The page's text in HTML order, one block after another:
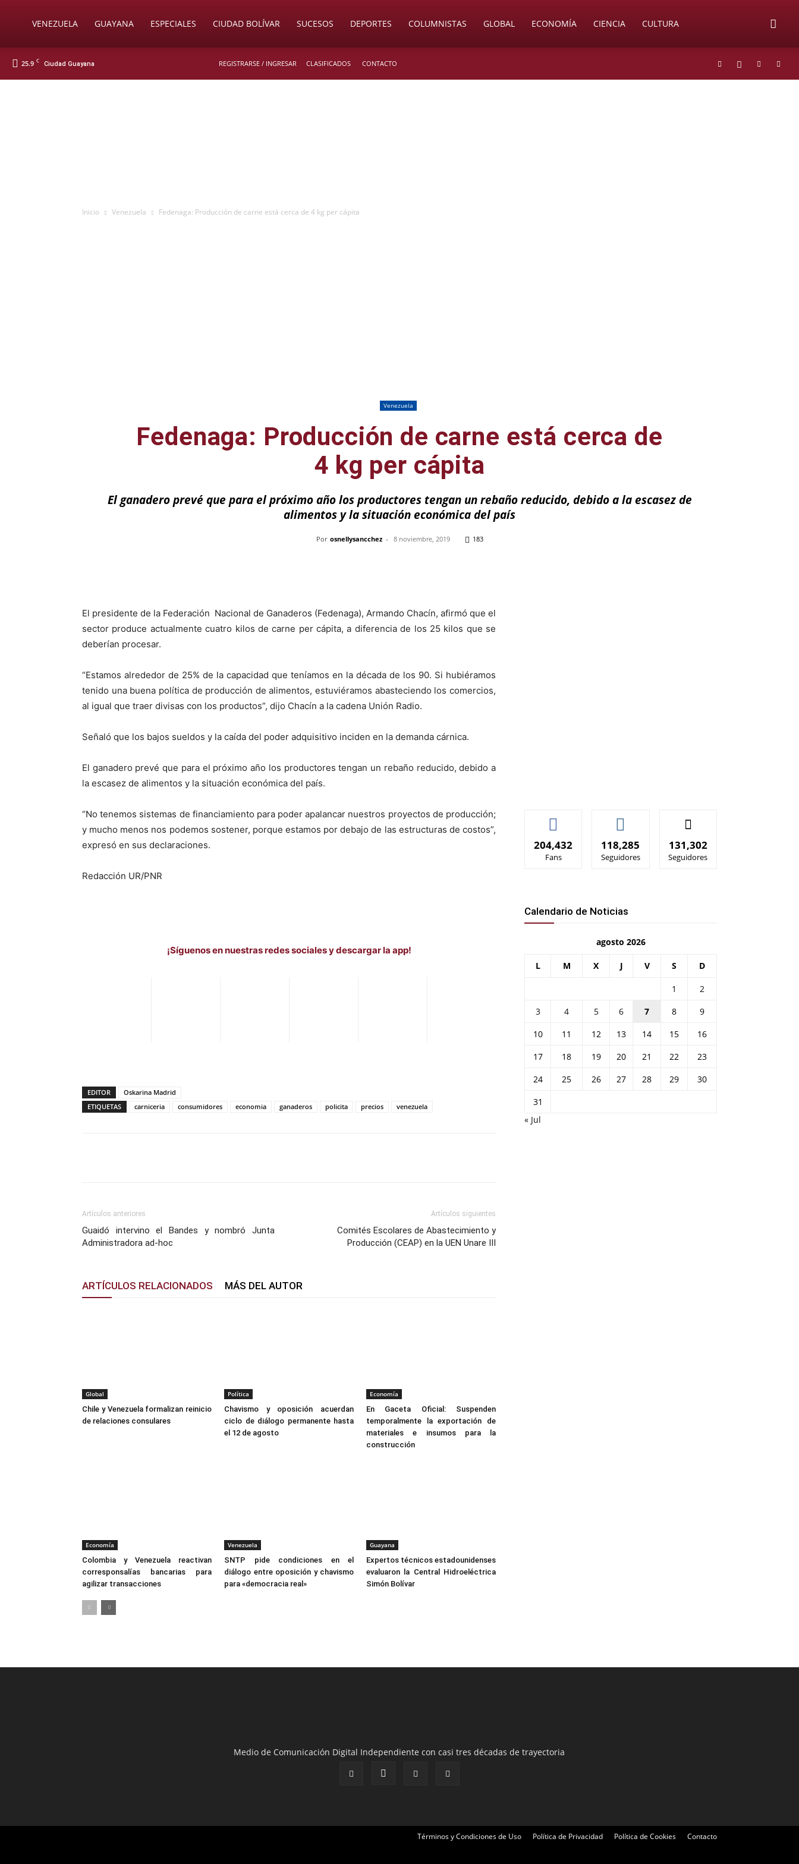
SoyVENEZUELA GUAYANA ESPECIALES CIUDAD BOLÍVAR SUCESOS DEPORTES COLUMNISTAS GLOBAL ECONOMÍA CIENCIA CULTURA
25.9 C Ciudad Guayana REGISTRARSE / INGRESAR CLASIFICADOS CONTACTO
Inicio Venezuela Fedenaga: Producción de carne está cerca de 4 kg per cápita
Venezuela
Fedenaga: Producción de carne está cerca de
4 kg per cápita
El ganadero prevé que para el próximo año los productores tengan un rebaño reducido, debido a la escasez de
alimentos y la situación económica del país
Por osnellysancchez - 8 noviembre, 2019 183
El presidente de la Federación Nacional de Ganaderos (Fedenaga), Armando Chacín, afirmó que el
sector produce actualmente cuatro kilos de carne per cápita, a diferencia de los 25 kilos que se
deberían procesar.
“Estamos alrededor de 25% de la capacidad que teníamos en la década de los 90. Si hubiéramos
tenido una buena política de producción de alimentos, estuviéramos abasteciendo los comercios,
al igual que traer divisas con los productos”, dijo Chacín a la cadena Unión Radio.
Señaló que los bajos sueldos y la caída del poder adquisitivo inciden en la demanda cárnica.
El ganadero prevé que para el próximo año los productores tengan un rebaño reducido, debido a
la escasez de alimentos y la situación económica del país.
“No tenemos sistemas de financiamiento para poder apalancar nuestros proyectos de producción;
y mucho menos nos podemos sostener, porque estamos por debajo de las estructuras de costos”,
expresó en sus declaraciones.
Redacción UR/PNR
¡Síguenos en nuestras redes sociales y descargar la app!
EDITOR
Oskarina Madrid
ETIQUETAS
carniceria consumidores economia ganaderos policita precios venezuela
Artículos anteriores
Guaidó intervino el Bandes y nombró Junta
Administradora ad-hoc
Artículos siguientes
Comités Escolares de Abastecimiento y
Producción (CEAP) en la UEN Unare III
ARTÍCULOS RELACIONADOS MÁS DEL AUTOR
Global
Chile y Venezuela formalizan reinicio
de relaciones consulares
Política
Chavismo y oposición acuerdan
ciclo de diálogo permanente hasta
el 12 de agosto
Economía
En Gaceta Oficial: Suspenden
temporalmente la exportación de
materiales e insumos para la
construcción
Economía
Colombia y Venezuela reactivan
corresponsalías bancarias para
agilizar transacciones
Venezuela
SNTP pide condiciones en el
diálogo entre oposición y chavismo
para «democracia real»
Guayana
Expertos técnicos estadounidenses
evaluaron la Central Hidroeléctrica
Simón Bolívar
204,432
Fans
118,285
Seguidores
131,302
Seguidores
Calendario de Noticias
agosto 2026
L M X J V S D
1
2
3
4 5 6 7 8
9
10
11 12 13 14 15
16
17
18 19 20 21 22
23
24
25 26 27 28 29
30
31
« Jul
Medio de Comunicación Digital Independiente con casi tres décadas de trayectoria
Términos y Condiciones de Uso Política de Privacidad Política de Cookies Contacto